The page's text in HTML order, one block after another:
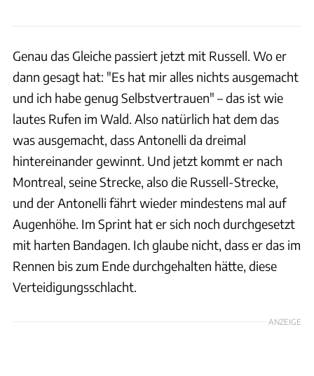
Genau das Gleiche passiert jetzt mit Russell. Wo er
dann gesagt hat: "Es hat mir alles nichts ausgemacht
und ich habe genug Selbstvertrauen" – das ist wie
lautes Rufen im Wald. Also natürlich hat dem das
was ausgemacht, dass Antonelli da dreimal
hintereinander gewinnt. Und jetzt kommt er nach
Montreal, seine Strecke, also die Russell-Strecke,
und der Antonelli fährt wieder mindestens mal auf
Augenhöhe. Im Sprint hat er sich noch durchgesetzt
mit harten Bandagen. Ich glaube nicht, dass er das im
Rennen bis zum Ende durchgehalten hätte, diese
Verteidigungsschlacht.
ANZEIGE